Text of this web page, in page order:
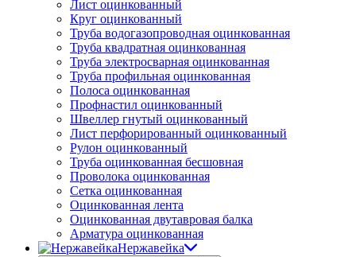
Лист оцинкованный
Круг оцинкованный
Труба водогазопроводная оцинкованная
Труба квадратная оцинкованная
Труба электросварная оцинкованная
Труба профильная оцинкованная
Полоса оцинкованная
Профнастил оцинкованный
Швеллер гнутый оцинкованный
Лист перфорированный оцинкованный
Рулон оцинкованный
Труба оцинкованная бесшовная
Проволока оцинкованная
Сетка оцинкованная
Оцинкованная лента
Оцинкованная двутавровая балка
Арматура оцинкованная
Нержавейка